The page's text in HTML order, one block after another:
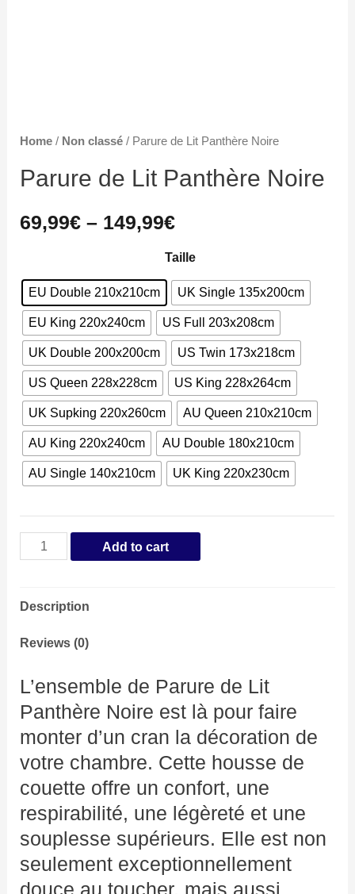
Home / Non classé / Parure de Lit Panthère Noire
Parure de Lit Panthère Noire
69,99€ – 149,99€
Taille
EU Double 210x210cm UK Single 135x200cm
EU King 220x240cm US Full 203x208cm
UK Double 200x200cm US Twin 173x218cm
US Queen 228x228cm US King 228x264cm
UK Supking 220x260cm AU Queen 210x210cm
AU King 220x240cm AU Double 180x210cm
AU Single 140x210cm UK King 220x230cm
Parure
Panthère
Noire
Add to cart
Description
Reviews (0)
L’ensemble de Parure de Lit
Panthère Noire est là pour faire
monter d’un cran la décoration de
votre chambre. Cette housse de
couette offre un confort, une
respirabilité, une légèreté et une
souplesse supérieurs. Elle est non
seulement exceptionnellement
douce au toucher, mais aussi